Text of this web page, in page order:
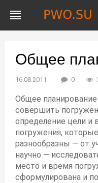
Общее
16.08.2011 0
Общее планирование
совершить
определение цели и
погружения,
разнообразны — от
научно —
место и время
сформулирована и